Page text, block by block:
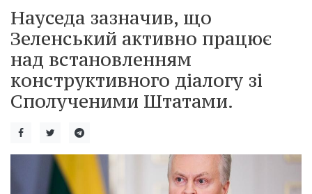
Науседа зазначив, що
Зеленський активно працює
над встановленням
конструктивного діалогу зі
Сполученими Штатами.